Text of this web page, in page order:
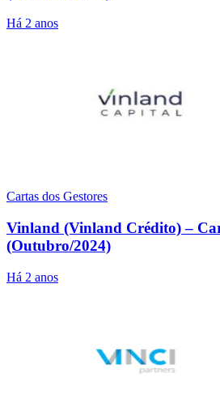
Há 2 anos
Cartas dos Gestores
Vinland (Vinland Crédito) –
(Outubro/2024)
Há 2 anos